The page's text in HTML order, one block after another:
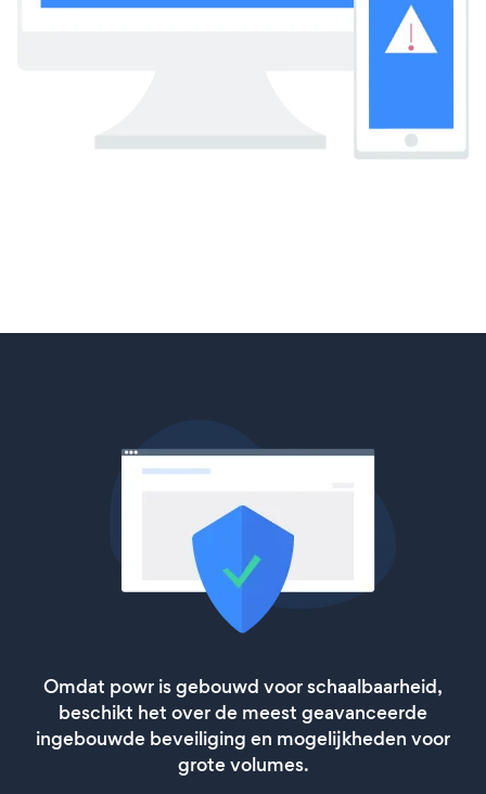
Omdat powr is gebouwd voor schaalbaarheid,
beschikt het over de meest geavanceerde
ingebouwde beveiliging en mogelijkheden voor
grote volumes.